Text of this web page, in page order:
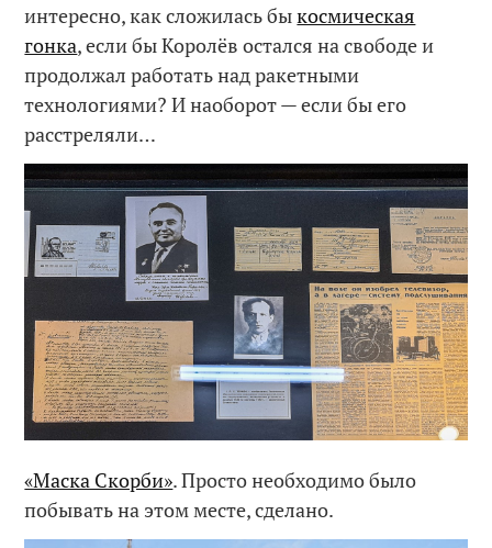
интересно, как сложилась быкосмическая
гонка, если бы Королёв остался на свободе и
продолжал работать над ракетными
технологиями? И наоборот — если бы его
расстреляли…
«Маска Скорби». Просто необходимо было
побывать на этом месте, сделано.